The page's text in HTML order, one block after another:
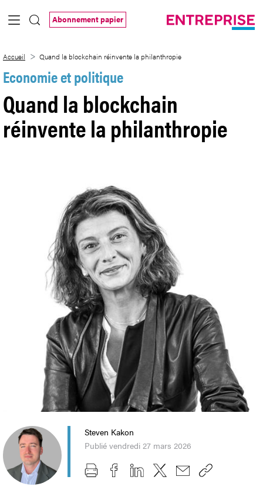
Saut au contenu principal
Abonnement papier
Accueil Quand la blockchain réinvente la philanthropie
Economie et politique
Quand la blockchain
réinvente la philanthropie
Steven Kakon
Publié vendredi 27 mars 2026